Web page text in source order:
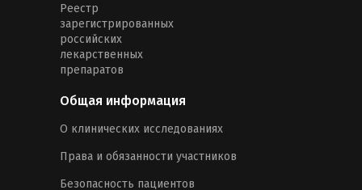
Реестр
зарегистрированных
российских
лекарственных
препаратов
Общая информация
О клинических исследованиях
Права и обязанности участников
Безопасность пациентов